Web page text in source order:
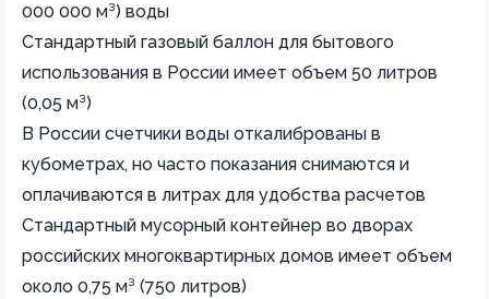
000 000 м³) воды
Стандартный газовый баллон для бытового
использования в России имеет объем 50 литров
(0,05 м³)
В России счетчики воды откалиброваны в
кубометрах, но часто показания снимаются и
оплачиваются в литрах для удобства расчетов
Стандартный мусорный контейнер во дворах
российских многоквартирных домов имеет объем
около 0,75 м³ (750 литров)